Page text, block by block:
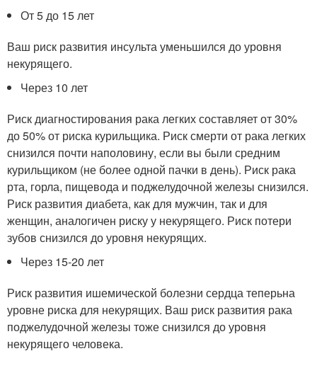
От 5 до 15 лет
Ваш риск развития инсульта уменьшился до уровня
некурящего.
Через 10 лет
Риск диагностирования рака легких составляет от 30%
до 50% от риска курильщика. Риск смерти от рака легких
снизился почти наполовину, если вы были средним
курильщиком (не более одной пачки в день). Риск рака
рта, горла, пищевода и поджелудочной железы снизился.
Риск развития диабета, как для мужчин, так и для
женщин, аналогичен риску у некурящего. Риск потери
зубов снизился до уровня некурящих.
Через 15-20 лет
Риск развития ишемической болезни сердца теперьна
уровне риска для некурящих. Ваш риск развития рака
поджелудочной железы тоже снизился до уровня
некурящего человека.